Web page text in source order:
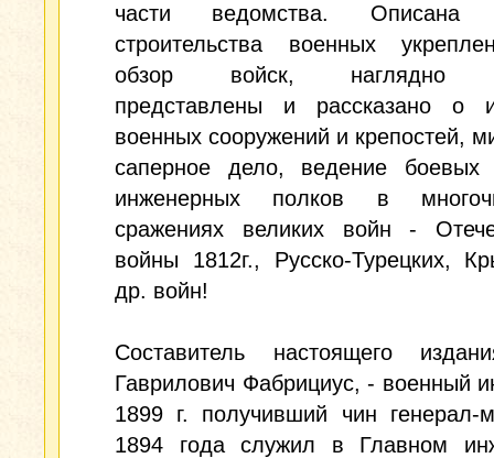
части ведомства. Описана
строительства военных
обзор войск, наглядно
представлены и рассказано о
военных сооружений и крепостей,
саперное дело, ведение боевых
инженерных полков в
сражениях великих войн -
войны 1812г., Русско-Турецких,
др. войн!
Составитель настоящего
Гаврилович Фабрициус, - военный
1899 г. получивший чин генерал-
1894 года служил в Главном